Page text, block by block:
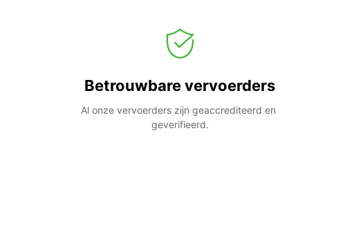
Betrouwbare vervoerders
Al onze vervoerders zijn geaccrediteerd en
geverifieerd.